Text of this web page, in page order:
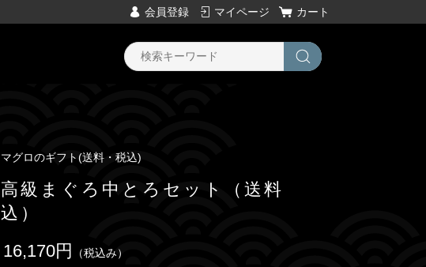
会員登録 マイページ カート
マグロのギフト(送料・税込)
高級まぐろ中とろセット（送料
込）
16,170円
（税込み）